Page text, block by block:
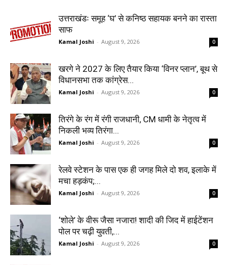
उत्तराखंडः समूह ‘घ’ से कनिष्ठ सहायक बनने का रास्ता
साफ
Kamal Joshi - August 9, 2026 0
खरगे ने 2027 के लिए तैयार किया ‘विनर प्लान’, बूथ से
विधानसभा तक कांग्रेस...
Kamal Joshi - August 9, 2026 0
तिरंगे के रंग में रंगी राजधानी, CM धामी के नेतृत्व में
निकली भव्य तिरंगा...
Kamal Joshi - August 9, 2026 0
रेलवे स्टेशन के पास एक ही जगह मिले दो शव, इलाके में
मचा हड़कंप;...
Kamal Joshi - August 9, 2026 0
‘शोले’ के वीरू जैसा नजारा! शादी की जिद में हाईटेंशन
पोल पर चढ़ी युवती,...
Kamal Joshi - August 9, 2026 0